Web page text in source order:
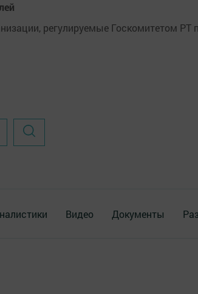
регулируемые Госкомитетом РТ
Видео Документы